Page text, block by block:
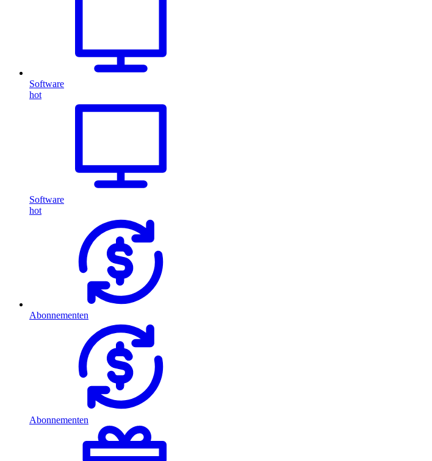
Software
hot
Software
hot
Abonnementen
Abonnementen